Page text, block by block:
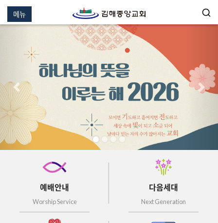
메뉴
이전 다음
예배안내
Worship Service
다음세대
Next Generation